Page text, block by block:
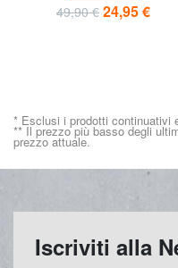
49,90 € 24,95 €
* Esclusi i prodotti continuativi
** Il prezzo più basso degli
prezzo attuale.
Iscriviti alla